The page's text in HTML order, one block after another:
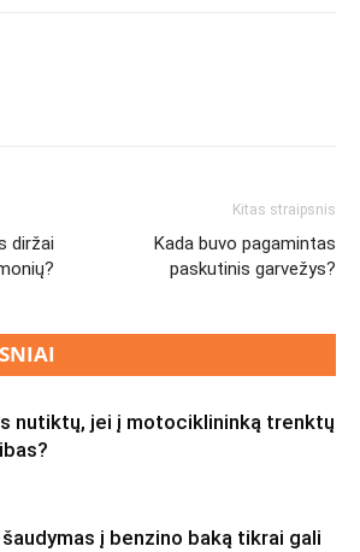
diržai
Kitas straipsnis
Kada buvo pagamintas
paskutinis garvežys?
nutiktų, jei į motociklininką trenktų
į benzino baką tikrai gali